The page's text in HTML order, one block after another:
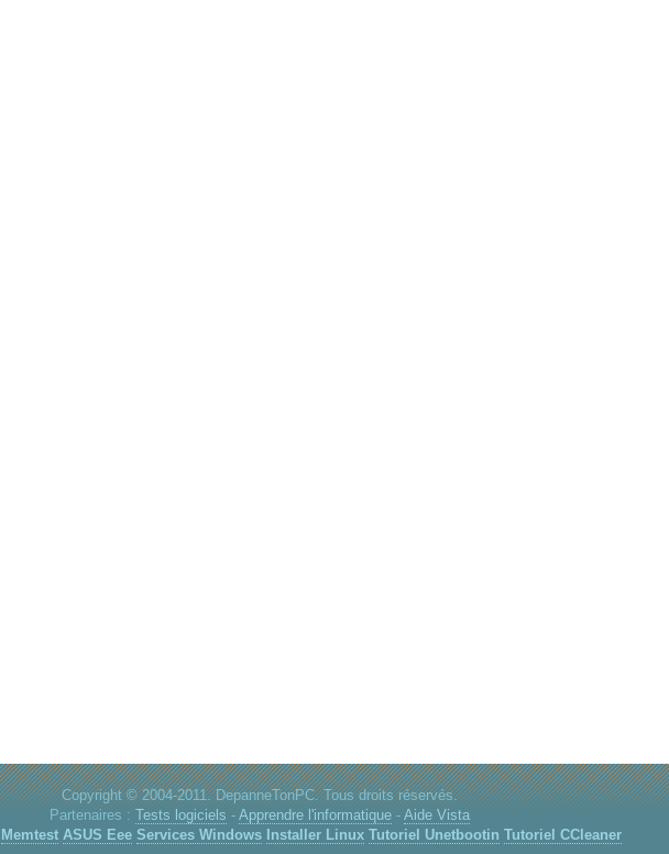
Copyright © 2004-2011. DepanneTonPC. Tous droits réservés.
Partenaires : Tests logiciels - Apprendre l'informatique- Aide Vista
Memtest ASUS Eee Services Windows Installer Linux Tutoriel Unetbootin Tutoriel CCleaner